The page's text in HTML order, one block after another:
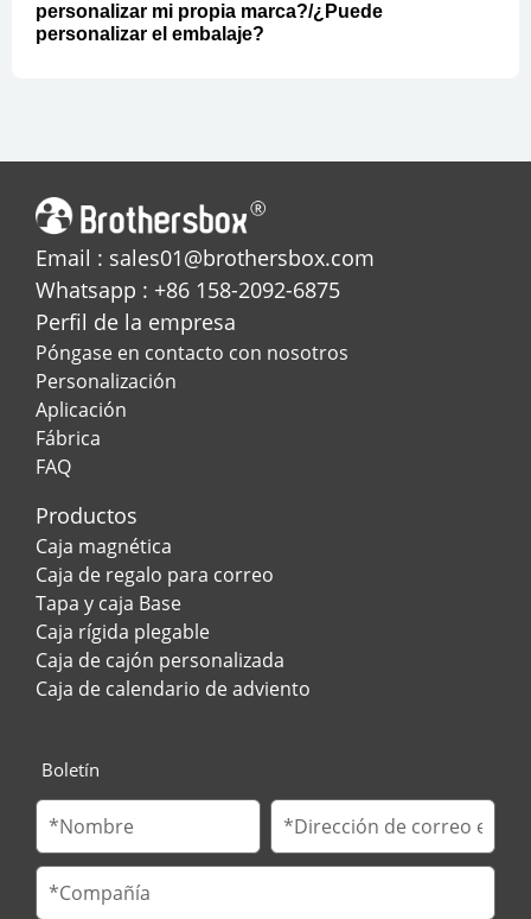
personalizar mi propia marca?/¿Puede
personalizar el embalaje?
Email : sales01@brothersbox.com
Whatsapp : +86 158-2092-6875
Perfil de la empresa
Póngase en contacto con nosotros
Personalización
Aplicación
Fábrica
FAQ
Productos
Caja magnética
Caja de regalo para correo
Tapa y caja Base
Caja rígida plegable
Caja de cajón personalizada
Caja de calendario de adviento
Boletín